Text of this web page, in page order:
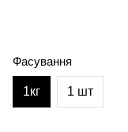
Фасування
1кг 1 шт